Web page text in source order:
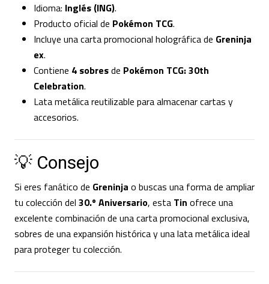
Idioma: Inglés (ING).
Producto oficial de Pokémon TCG.
Incluye una carta promocional holográfica de Greninja
ex.
Contiene 4 sobresde Pokémon TCG: 30th
Celebration.
Lata metálica reutilizable para almacenar cartas y
accesorios.
💡 Consejo
Si eres fanático de Greninja o buscas una forma de ampliar
tu colección del 30.º Aniversario, esta Tin ofrece una
excelente combinación de una carta promocional exclusiva,
sobres de una expansión histórica y una lata metálica ideal
para proteger tu colección.